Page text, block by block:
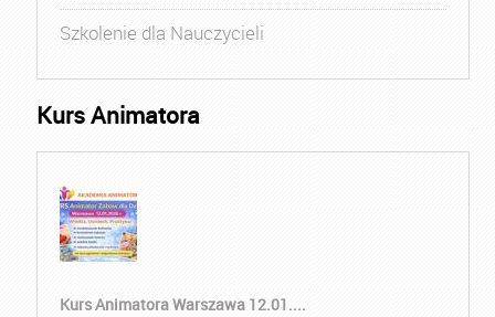
Szkolenie dla Nauczycieli
Kurs Animatora
Kurs Animatora Warszawa 12.01....